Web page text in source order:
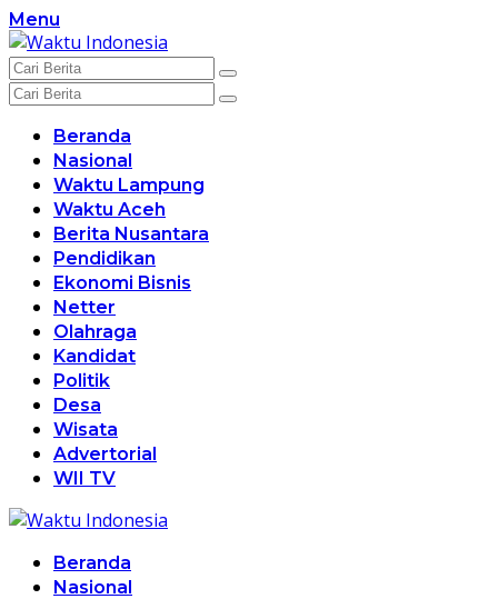
Langsung
ke
konten
Menu
Beranda
Nasional
Waktu Lampung
Waktu Aceh
Berita Nusantara
Pendidikan
Ekonomi Bisnis
Netter
Olahraga
Kandidat
Politik
Desa
Wisata
Advertorial
WII TV
Beranda
Nasional